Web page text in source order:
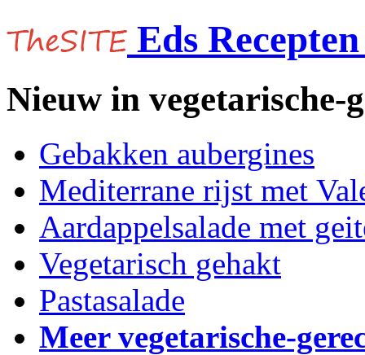
Eds
Nieuw in vegetarische-
Gebakken aubergines
Mediterrane rijst met
Aardappelsalade met
Vegetarisch gehakt
Pastasalade
Meer vegetarische-